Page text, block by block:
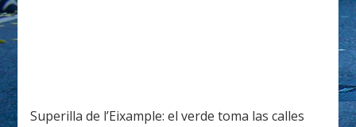
Superilla de l’Eixample: el verde toma las calles